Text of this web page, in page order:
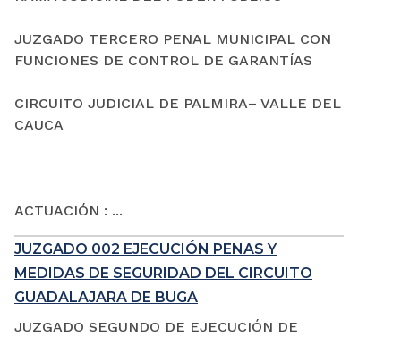
JUZGADO TERCERO PENAL MUNICIPAL CON
FUNCIONES DE CONTROL DE GARANTÍAS
CIRCUITO JUDICIAL DE PALMIRA– VALLE DEL
CAUCA
ACTUACIÓN : ...
JUZGADO 002 EJECUCIÓN PENAS Y
MEDIDAS DE SEGURIDAD DEL CIRCUITO
GUADALAJARA DE BUGA
JUZGADO SEGUNDO DE EJECUCIÓN DE